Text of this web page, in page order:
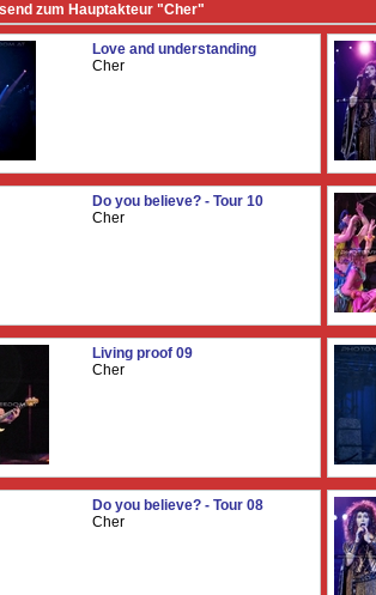
zum Hauptakteur "Cher"
Love and understanding
Cher
Do you believe? - Tour 10
Cher
Living proof 09
Cher
Do you believe? - Tour 08
Cher